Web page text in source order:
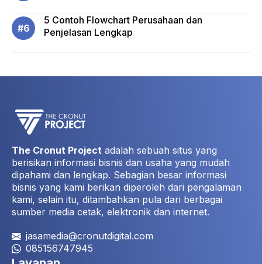
5 Contoh Flowchart Perusahaan dan
Penjelasan Lengkap
The Cronut Project adalah sebuah situs yang
berisikan informasi bisnis dan usaha yang mudah
dipahami dan lengkap. Sebagian besar informasi
bisnis yang kami berikan diperoleh dari pengalaman
kami, selain itu, ditambahkan pula dari berbagai
sumber media cetak, elektronik dan internet.
jasamedia@cronutdigital.com
085156747945